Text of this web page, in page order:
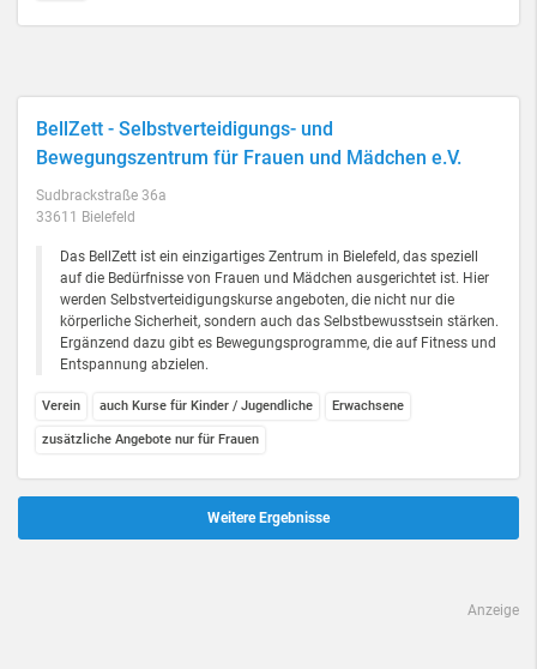
BellZett - Selbstverteidigungs- und
Bewegungszentrum für Frauen und Mädchen e.V.
Sudbrackstraße 36a
33611 Bielefeld
Das BellZett ist ein einzigartiges Zentrum in Bielefeld, das speziell
auf die Bedürfnisse von Frauen und Mädchen ausgerichtet ist. Hier
werden Selbstverteidigungskurse angeboten, die nicht nur die
körperliche Sicherheit, sondern auch das Selbstbewusstsein stärken.
Ergänzend dazu gibt es Bewegungsprogramme, die auf Fitness und
Entspannung abzielen.
Verein auch Kurse für Kinder / Jugendliche Erwachsene
zusätzliche Angebote nur für Frauen
Weitere Ergebnisse
Anzeige